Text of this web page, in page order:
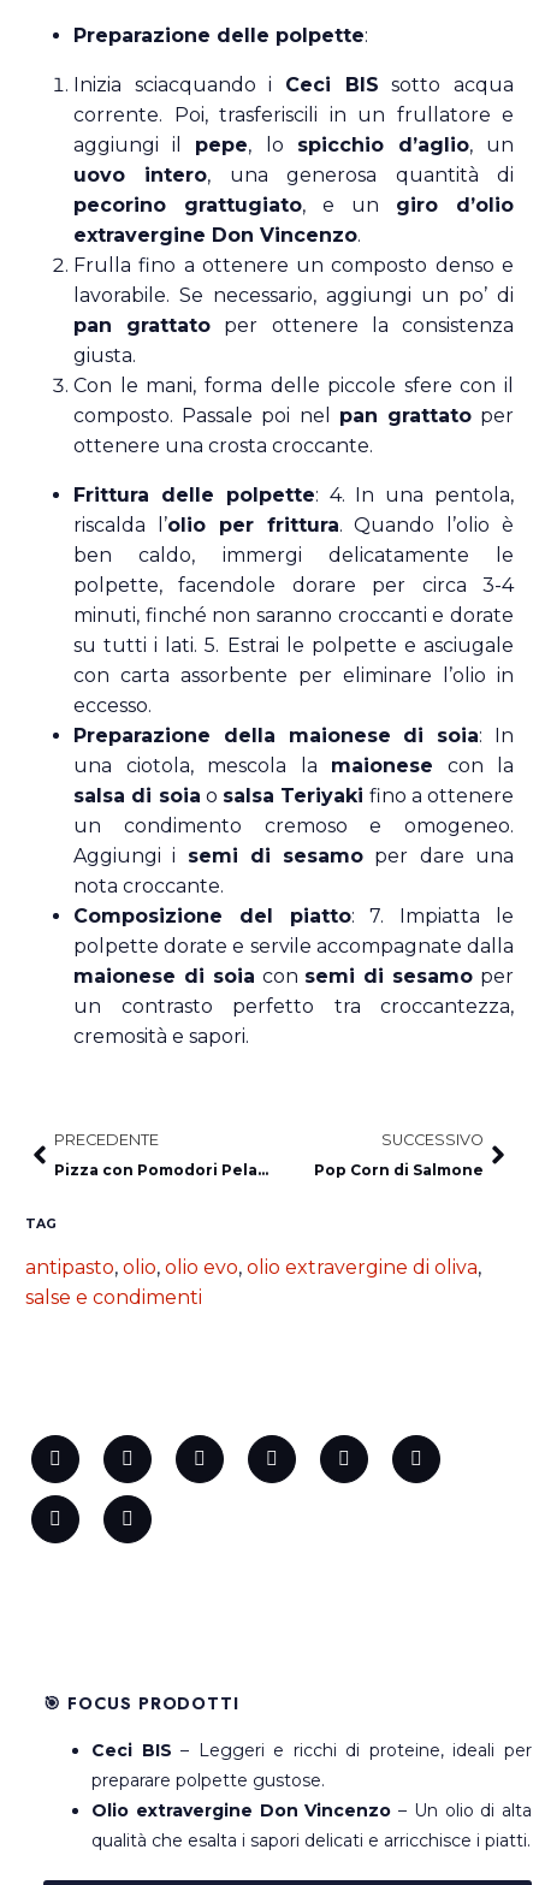
Preparazione delle polpette:
Inizia sciacquando i Ceci BIS sotto acqua
corrente. Poi, trasferiscili in un frullatore e
aggiungi il pepe, lo spicchio d’aglio, un
uovo intero, una generosa quantità di
pecorino grattugiato, e un giro d’olio
extravergine Don Vincenzo.
Frulla fino a ottenere un composto denso e
lavorabile. Se necessario, aggiungi un po’ di
pan grattato per ottenere la consistenza
giusta.
Con le mani, forma delle piccole sfere con il
composto. Passale poi nel pan grattatoper
ottenere una crosta croccante.
Frittura delle polpette: 4. In una pentola,
riscalda l’olio per frittura. Quando l’olio è
ben caldo, immergi delicatamente le
polpette, facendole dorare per circa 3-4
minuti, finché non saranno croccanti e dorate
su tutti i lati. 5. Estrai le polpette e asciugale
con carta assorbente per eliminare l’olio in
eccesso.
Preparazione della maionese di soia: In
una ciotola, mescola la maionese con la
salsa di soia o salsa Teriyaki fino a ottenere
un condimento cremoso e omogeneo.
Aggiungi i semi di sesamo per dare una
nota croccante.
Composizione del piatto: 7. Impiatta le
polpette dorate e servile accompagnate dalla
maionese di soia con semi di sesamo per
un contrasto perfetto tra croccantezza,
cremosità e sapori.
PRECEDENTE
Pizza con Pomodori Pelati, Salame, Fiordilatte e Olive Nere
SUCCESSIVO
Pop Corn di Salmone
TAG
antipasto, olio, olio evo, olio extravergine di oliva,
salse e condimenti
🎯 FOCUS PRODOTTI
Ceci BIS – Leggeri e ricchi di proteine, ideali per
preparare polpette gustose.
Olio extravergine Don Vincenzo – Un olio di alta
qualità che esalta i sapori delicati e arricchisce i piatti.